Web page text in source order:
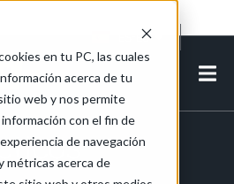
en tu PC, las cuales
acerca de tu
web y nos permite
con el fin de
de navegación
métricas acerca de
ES-ES